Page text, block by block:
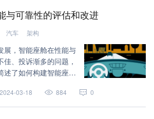
、对固定模板的依赖，
杂任务处理方面的不
）的兴起为任务型对
带来了新机遇。LLM
力，能够有效提高对
体验。得益于这些特
化任务型对话 Agent
开发效率。本文将重
平台孵化的创新框架
与可靠性的评估和改进
汽车 架构
展，智能座舱在性能与
、投诉渐多的问题，
述了如何构建智能座舱
如何持续改进其性能和
2024-03-18 884 0